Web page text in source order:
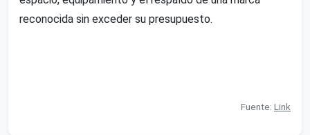
reconocida sin exceder su presupuesto.
Fuente: Link